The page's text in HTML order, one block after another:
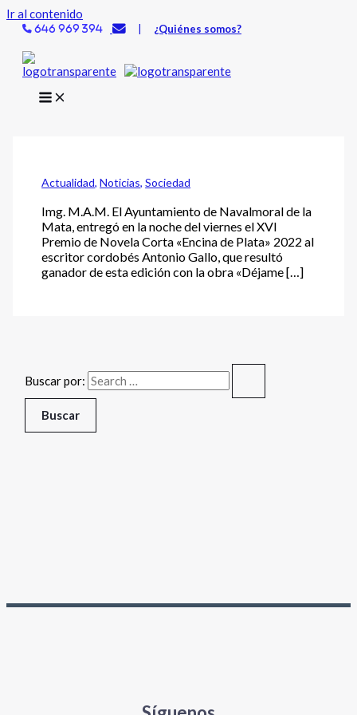
Ir al contenido
646 969 394 ¿Quiénes somos?
Actualidad,Noticias,Sociedad
Img. M.A.M. El Ayuntamiento de Navalmoral de la
Mata, entregó en la noche del viernes el XVI
Premio de Novela Corta «Encina de Plata» 2022 al
escritor cordobés Antonio Gallo, que resultó
ganador de esta edición con la obra «Déjame […]
Buscar por: